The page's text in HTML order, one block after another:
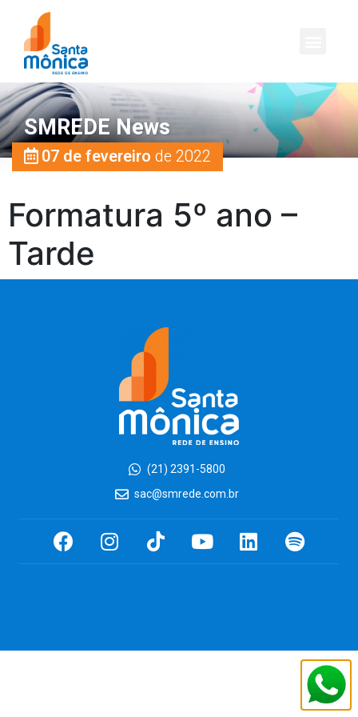
SMREDE News
07 de fevereiro de 2022
Formatura 5º ano –
Tarde
(21) 2391-5800
sac@smrede.com.br